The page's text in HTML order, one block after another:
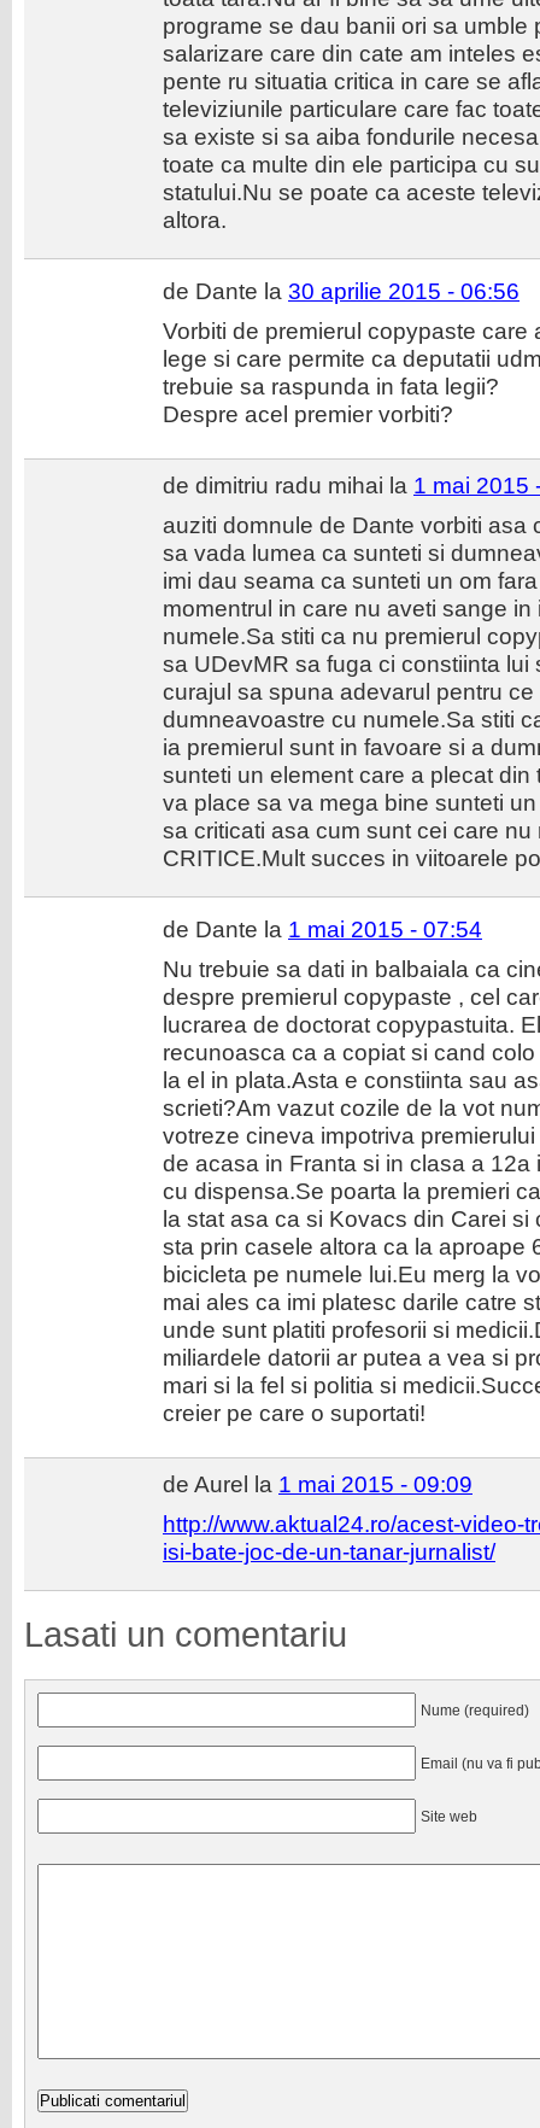
programe se dau banii ori sa umble
salarizare care din cate am inteles
pente ru situatia critica in care se
televiziunile particulare care fac
sa existe si sa aiba fondurile
toate ca multe din ele participa cu
statului.Nu se poate ca aceste
altora.
de Dante la 30 aprilie 2015 - 06:56
Vorbiti de premierul copypaste care
lege si care permite ca deputatii
trebuie sa raspunda in fata legii?
Despre acel premier vorbiti?
de dimitriu radu mihai la 1 mai 2015
auziti domnule de Dante vorbiti asa
sa vada lumea ca sunteti si
imi dau seama ca sunteti un om
momentrul in care nu aveti sange
numele.Sa stiti ca nu premierul
sa UDevMR sa fuga ci constiinta
curajul sa spuna adevarul pentru
dumneavoastre cu numele.Sa stiti
ia premierul sunt in favoare si a
sunteti un element care a plecat
va place sa va mega bine sunteti
sa criticati asa cum sunt cei care
CRITICE.Mult succes in viitoarele
de Dante la 1 mai 2015 - 07:54
Nu trebuie sa dati in balbaiala ca
despre premierul copypaste , cel
lucrarea de doctorat copypastuita.
recunoasca ca a copiat si cand
la el in plata.Asta e constiinta sau
scrieti?Am vazut cozile de la vot
votreze cineva impotriva
de acasa in Franta si in clasa a
cu dispensa.Se poarta la premieri
la stat asa ca si Kovacs din Carei si
sta prin casele altora ca la aproape
bicicleta pe numele lui.Eu merg la
mai ales ca imi platesc darile catre
unde sunt platiti profesorii si
miliardele datorii ar putea a vea si
mari si la fel si politia si
creier pe care o suportati!
de Aurel la 1 mai 2015 - 09:09
http://www.aktual24.ro/acest-video-
isi-bate-joc-de-un-tanar-jurnalist/
Lasati un comentariu
Nume (required)
Email (nu va fi
Site web